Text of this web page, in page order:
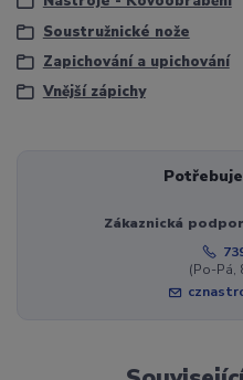
Soustružnické nože
Zapichování a upichování
Vnější zápichy
Zákaznická
(Po-Pá,